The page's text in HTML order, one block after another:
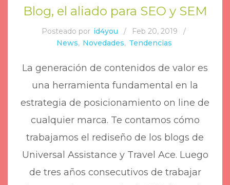
Blog, el aliado para SEO y SEM
Posteado por id4you / Feb 20, 2019
/
News, Novedades, Tendencias
La generación de contenidos de valor es
una herramienta fundamental en la
estrategia de posicionamiento on line de
cualquier marca. Te contamos cómo
trabajamos el rediseño de los blogs de
Universal Assistance y Travel Ace. Luego
de tres años consecutivos de trabajar